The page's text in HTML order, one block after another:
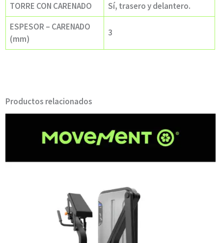
TORRE CON CARENADO
Sí, trasero y delantero.
ESPESOR – CARENADO
(mm)
3
Productos relacionados